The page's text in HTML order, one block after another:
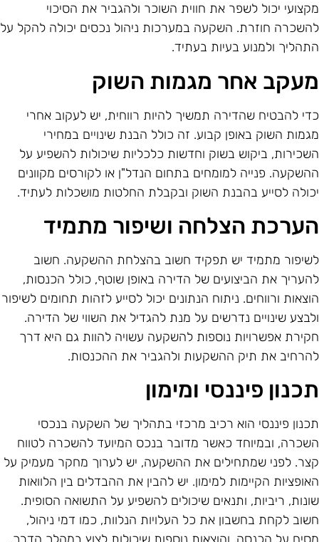
יכול לשפר את חווית השוכר ולהגביר את הסיכוי
חוזרת. השקעה במערכות ניהול נכסים יכולה להקל על
ולמנוע בעיות בעתיד.
אחר מגמות השוק
להבטיח שהדירה תמשיך להיות רווחית, יש לעקוב אחרי
השוק באופן קבוע. זה כולל הבנת שינויים במחירי
ביקוש בשוק וחדשות כלכליות שיכולות להשפיע על
פנייה למומחים בתחום הנדל"ן או לקורסים מקוונים
לסייע בהבנת השוק ובקבלת החלטות מושכלות לעתיד.
הצלחה ושיפור מתמיד
מתמיד יש תפקיד חשוב בהצלחת ההשקעה. חשוב
את הביצועים של הדירה באופן שוטף, כולל הכנסות,
ורווחים. ניתוח הנתונים יכול לסייע לזהות תחומים לשיפור
שינויים נדרשים על מנת להגדיל את השווי של הדירה.
אפשרויות נוספות להשקעה עשויה להוות גם היא דרך
את תיק ההשקעות ולהגביר את ההכנסות.
פיננסי ומימון
פיננסי הוא רכיב מרכזי בתהליך של השקעה בנכסי
ובמיוחד כאשר מדובר בנכס המיועד להשכרה לטווח
לפני שמתחילים את ההשקעה, יש לערוך מחקר מעמיק על
הקיימות למימון. יש להבין את ההבדלים בין הלוואות
ריביות, ותנאים שיכולים להשפיע על התשואה הסופית.
לקחת בחשבון את כל העלויות הנלוות, כמו דמי ניהול,